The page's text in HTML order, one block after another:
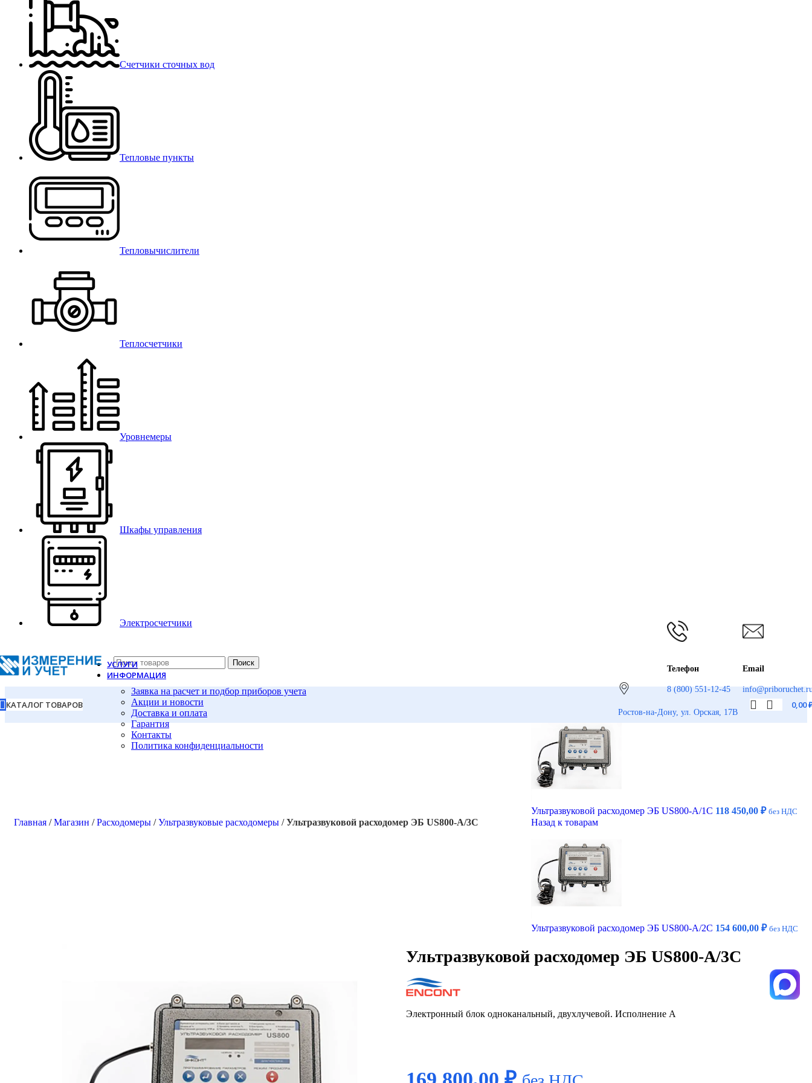
Счетчики сточных вод
Тепловые пункты
Тепловычислители
Теплосчетчики
Уровнемеры
Шкафы управления
Электросчетчики
Поиск
Телефон
8 (800) 551-12-45
Email
КАТАЛОГ ТОВАРОВ
УСЛУГИ
ИНФОРМАЦИЯ
Заявка на расчет и подбор приборов учета
Акции и новости
Доставка и оплата
Гарантия
Контакты
Политика конфиденциальности
Ростов-на-Дону, ул. Орская, 17В
0,00
Главная /Магазин /Расходомеры /Ультразвуковые расходомеры /Ультразвуковой расходомер ЭБ US800-A/3С
Ультразвуковой расходомер ЭБ US800-A/1С 118 450,00 ₽ без НДС
Назад к товарам
Ультразвуковой расходомер ЭБ US800-A/2С 154 600,00 ₽ без НДС
Ультразвуковой расходомер ЭБ US800-A/3С
Электронный блок одноканальный, двухлучевой. Исполнение А